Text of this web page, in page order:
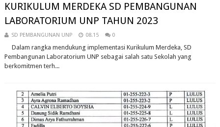
KURIKULUM MERDEKA SD PEMBANGUNAN
LABORATORIUM UNP TAHUN 2023
SD PEMBANGUNAN UNP 08.15 0
Dalam rangka mendukung implementasi Kurikulum Merdeka, SD
Pembangunan Laboratorium UNP sebagai salah satu Sekolah yang
berkomitmen terh...